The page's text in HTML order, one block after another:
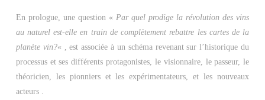
En prologue, une question « Par quel prodige la révolution des vins
au naturel est-elle en train de complètement rebattre les cartes de la
planète vin?« , est associée à un schéma revenant sur l’historique du
processus et ses différents protagonistes, le visionnaire, le passeur, le
théoricien, les pionniers et les expérimentateurs, et les nouveaux
acteurs .